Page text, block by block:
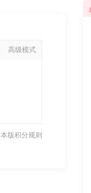
高级模式
本版积分规则